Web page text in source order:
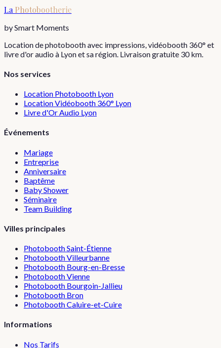
La Photobootherie
by Smart Moments
Location de photobooth avec impressions, vidéobooth 360° et
livre d'or audio à Lyon et sa région. Livraison gratuite 30 km.
Nos services
Location Photobooth Lyon
Location Vidéobooth 360° Lyon
Livre d'Or Audio Lyon
Événements
Mariage
Entreprise
Anniversaire
Baptême
Baby Shower
Séminaire
Team Building
Villes principales
PhotoboothSaint-Étienne
PhotoboothVilleurbanne
Photobooth Bourg-en-Bresse
PhotoboothVienne
Photobooth Bourgoin-Jallieu
Photobooth Bron
PhotoboothCaluire-et-Cuire
Informations
Nos Tarifs